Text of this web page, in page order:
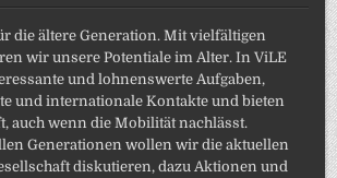
die ältere Generation. Mit vielfältigen
wir unsere Potentiale im Alter. In ViLE
und lohnenswerte Aufgaben,
und internationale Kontakte und bieten
auch wenn die Mobilität nachlässt.
Generationen wollen wir die aktuellen
diskutieren, dazu Aktionen und